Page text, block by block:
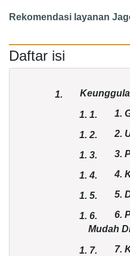
Rekomendasi layanan
Daftar isi
1.
1. 1. 1.
1. 2. 2.
1. 3. 3.
1.4. 4.
1. 5. 5.
1. 6.
6.
Mudah
1. 7.
7.